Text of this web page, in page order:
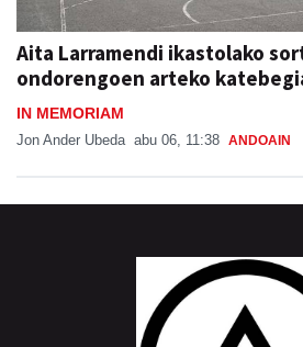
Aita Larramendi ikastolako
ondorengoen arteko
IN MEMORIAM
Jon Ander Ubeda abu 06, 11:38 ANDOAIN